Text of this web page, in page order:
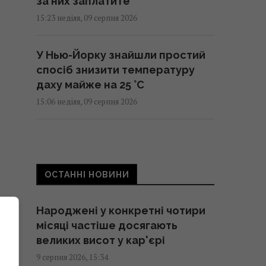
15:23 неділя, 09 серпня 2026
У Нью-Йорку знайшли простий
спосіб знизити температуру
даху майже на 25 °C
15:06 неділя, 09 серпня 2026
німецький завод після атаки РФ
15:01 неділя, 09 серпня 2026
Пілот взявся за практично
безлюдний острів: за 50 років
він змінився до невпізнання
ОСТАННІ НОВИНИ
Народжені у конкретні чотири
місяці частіше досягають
великих висот у кар'єрі
9 серпня 2026, 15:34